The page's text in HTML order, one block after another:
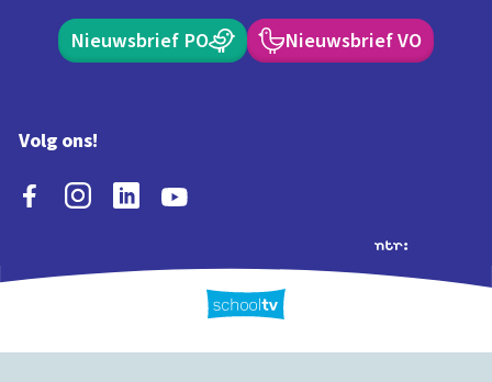
Nieuwsbrief PO Nieuwsbrief VO
Volg ons!